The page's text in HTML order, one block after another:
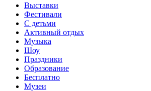
Выставки
Фестивали
С детьми
Активный отдых
Музыка
Шоу
Праздники
Образование
Бесплатно
Музеи